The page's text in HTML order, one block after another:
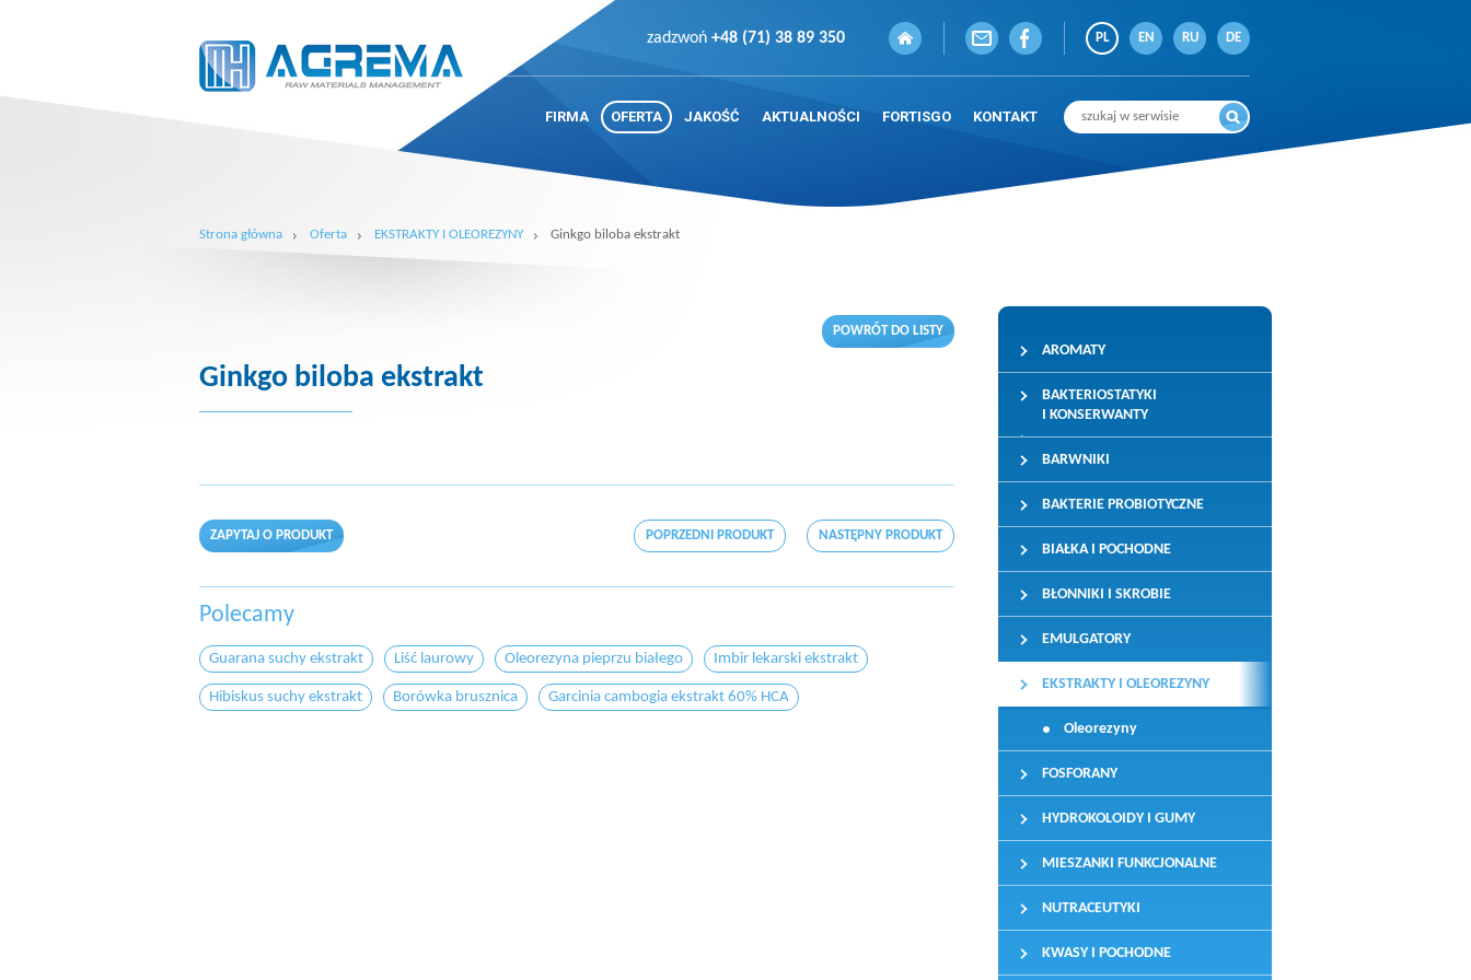
zadzwoń +48 (71) 38 89 350 PL EN RU DE
FIRMA OFERTA JAKOŚĆ AKTUALNOŚCI FORTISGO KONTAKT
Strona główna Oferta EKSTRAKTY I OLEOREZYNY Ginkgo biloba ekstrakt
AROMATY
BAKTERIOSTATYKI
I KONSERWANTY
BARWNIKI
BAKTERIE PROBIOTYCZNE
BIAŁKA I POCHODNE
BŁONNIKI I SKROBIE
EMULGATORY
EKSTRAKTY I OLEOREZYNY
Oleorezyny
FOSFORANY
HYDROKOLOIDY I GUMY
MIESZANKI FUNKCJONALNE
NUTRACEUTYKI
KWASY I POCHODNE
POWRÓT DO LISTY
Ginkgo biloba ekstrakt
ZAPYTAJ O PRODUKT POPRZEDNI PRODUKT NASTĘPNY PRODUKT
Polecamy
Guarana suchy ekstrakt Liść laurowy Oleorezyna pieprzu białego Imbir lekarski ekstrakt
Hibiskus suchy ekstrakt Borówka brusznica Garcinia cambogia ekstrakt 60% HCA